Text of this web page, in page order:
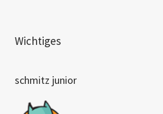
Wichtiges
schmitz junior